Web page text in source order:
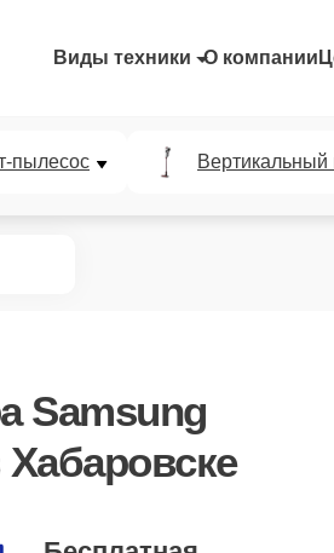
Виды техники О компании
пылесос
Samsung